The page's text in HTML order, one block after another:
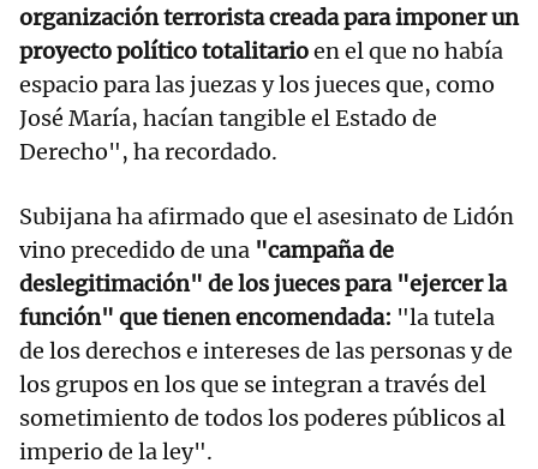
organización terrorista creada para imponer un
proyecto político totalitarioen el que no había
espacio para las juezas y los jueces que, como
José María, hacían tangible el Estado de
Derecho", ha recordado.
Subijana ha afirmado que el asesinato de Lidón
vino precedido de una "campaña de
deslegitimación" de los jueces para "ejercer la
función" que tienen encomendada: "la tutela
de los derechos e intereses de las personas y de
los grupos en los que se integran a través del
sometimiento de todos los poderes públicos al
imperio de la ley".